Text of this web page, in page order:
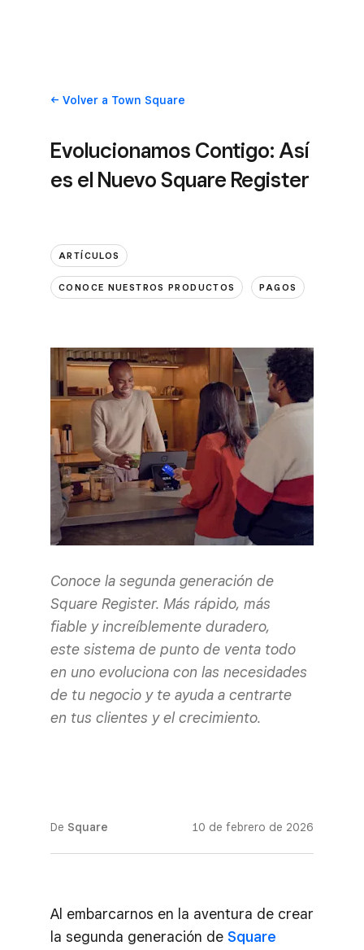
Volvera Town Square
Evolucionamos Contigo: Así
es el Nuevo Square Register
ARTÍCULOS
CONOCE NUESTROS PRODUCTOS PAGOS
Conoce la segunda generación de
Square Register. Más rápido, más
fiable y increíblemente duradero,
este sistema de punto de venta todo
en uno evoluciona con las necesidades
de tu negocio y te ayuda a centrarte
en tus clientes y el crecimiento.
De Square 10 de febrero de 2026
Al embarcarnos en la aventura de crear
la segunda generación de Square